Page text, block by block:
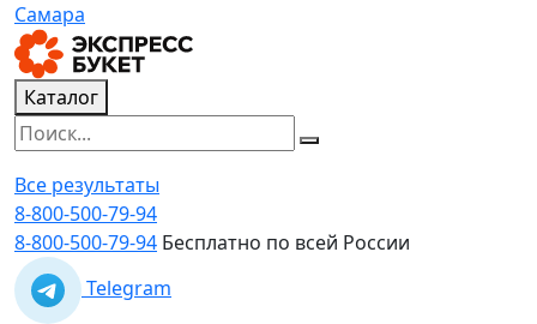
Самара
Каталог
Все результаты
8-800-500-79-94
8-800-500-79-94 Бесплатно по всей России
Telegram